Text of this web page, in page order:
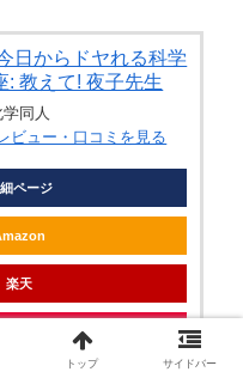
日からドヤれる科学
: 教えて! 夜子先生
学同人
ビュー・口コミを見る
ページ
楽天
ショッピング
トップ サイドバー